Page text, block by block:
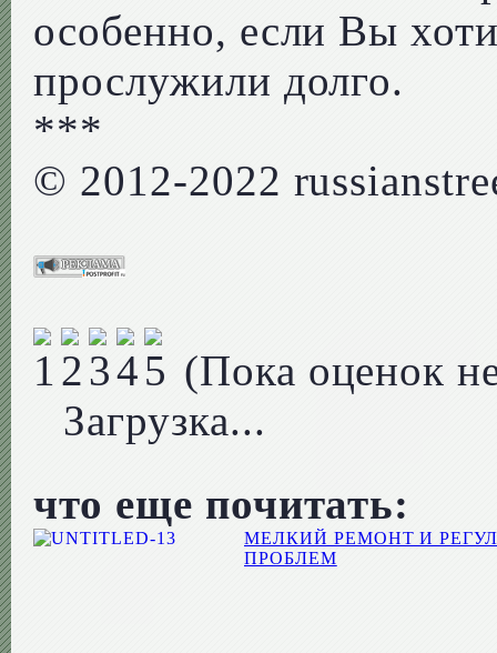
особенно, если Вы
прослужили долго.
***
© 2012-2022
(Пока оценок
Загрузка...
что еще почитать:
МЕЛКИЙ РЕМОНТ И
ПРОБЛЕМ